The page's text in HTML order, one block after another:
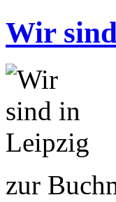
Wir
zur